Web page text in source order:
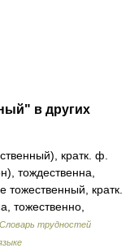
в других
кратк. ф.
тождественна,
тожественный, кратк.
тожественно,
Словарь трудностей